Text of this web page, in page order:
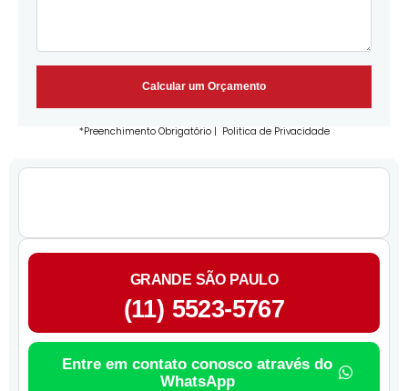
Calcular um Orçamento
*Preenchimento Obrigatório | Politica de Privacidade
GRANDE SÃO PAULO
(11) 5523-5767
Entre em contato conosco através do
WhatsApp